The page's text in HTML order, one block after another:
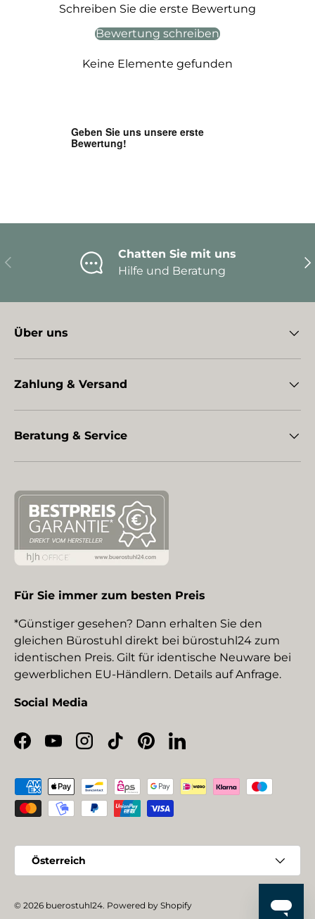
Schreiben Sie die erste Bewertung
Bewertung schreiben
Keine Elemente gefunden
Vorherige
Chatten Sie mit uns
Hilfe und Beratung
Über uns
Zahlung & Versand
Beratung & Service
Für Sie immer zum besten Preis
*Günstiger gesehen? Dann erhalten Sie den
gleichen Bürostuhl direkt bei bürostuhl24 zum
identischen Preis. Gilt für identische Neuware bei
gewerblichen EU-Händlern. Details auf Anfrage.
Social Media
Facebook
YouTubeInstagram
TikTokPinterestLinkedIn
Zahlungsmethoden
Land/Region
Österreich
© 2026 buerostuhl24. Powered by Shopify